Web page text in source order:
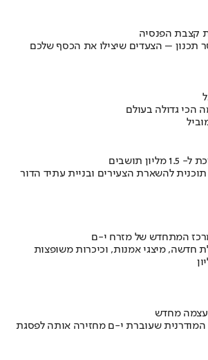
קצבת הפנסיה
תכנון – הצעדים שיצילו את הכסף שלכם
הכי גדולה בעולם
להשארת הצעירים ובניית עתיד הדור
המתחדש של מזרח י-ם
חדשה, מיצגי אמנות, וכיכרות משופצות
עצמה מחדש
שעוברת י-ם מחזירה אותה לפסגת